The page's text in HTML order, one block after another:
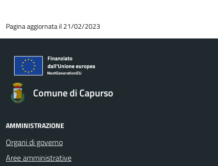
Pagina aggiornata il 21/02/2023
Comune di Capurso
AMMINISTRAZIONE
Organi di governo
Aree amministrative